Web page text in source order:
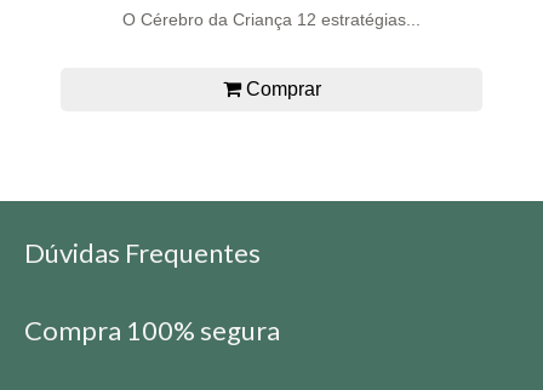
O Cérebro da Criança 12 estratégias...
Comprar
Dúvidas Frequentes
Compra 100% segura